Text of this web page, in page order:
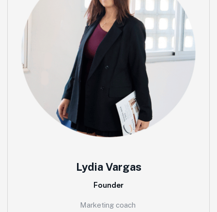
Lydia Vargas
Founder
Marketing coach